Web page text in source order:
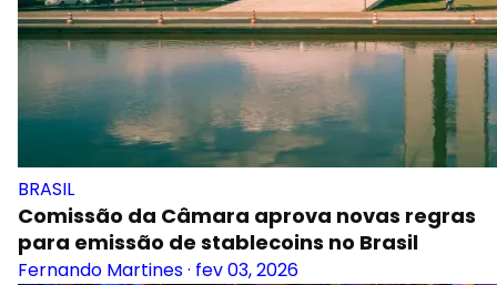
BRASIL
Comissão da Câmara aprova novas regras
para emissão de stablecoins no Brasil
Fernando Martines· fev 03, 2026